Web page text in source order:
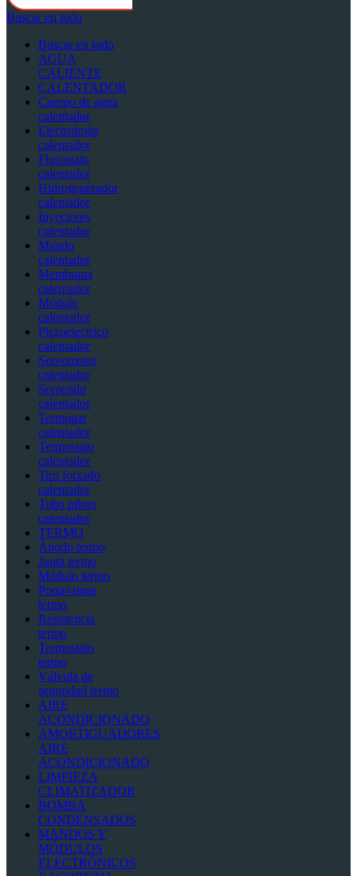
Buscar en todo
Buscar en todo
AGUA
CALIENTE
CALENTADOR
Cuerpo de agua
calentador
Electroimán
calentador
Flusostato
calentador
Hidrogenerador
calentador
Inyectores
calentador
Mando
calentador
Membrana
calentador
Módulo
calentador
Piezoelectrico
calentador
Servomotor
calentador
Serpentín
calentador
Termopar
calentador
Termostato
calentador
Tiro forzado
calentador
Tubo piloto
calentador
TERMO
Ánodo termo
Junta termo
Módulo termo
Portavainas
termo
Resistencia
termo
Termostato
termo
Válvula de
seguridad termo
AIRE
ACONDICIONADO
AMORTIGUADORES
AIRE
ACONDICIONADO
LIMPIEZA
CLIMATIZADOR
BOMBA
CONDENSADOS
MANDOS Y
MÓDULOS
ELECTRÓNICOS